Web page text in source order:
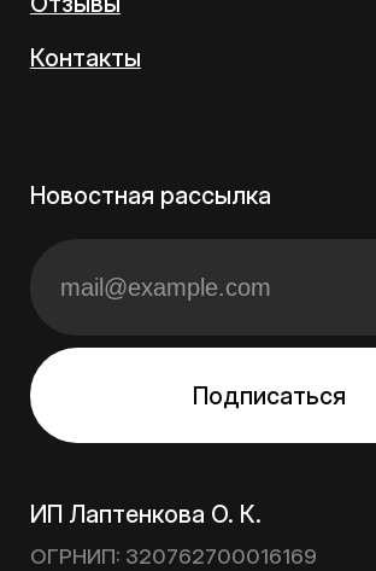
Данный сайт несет информационный характер и ни